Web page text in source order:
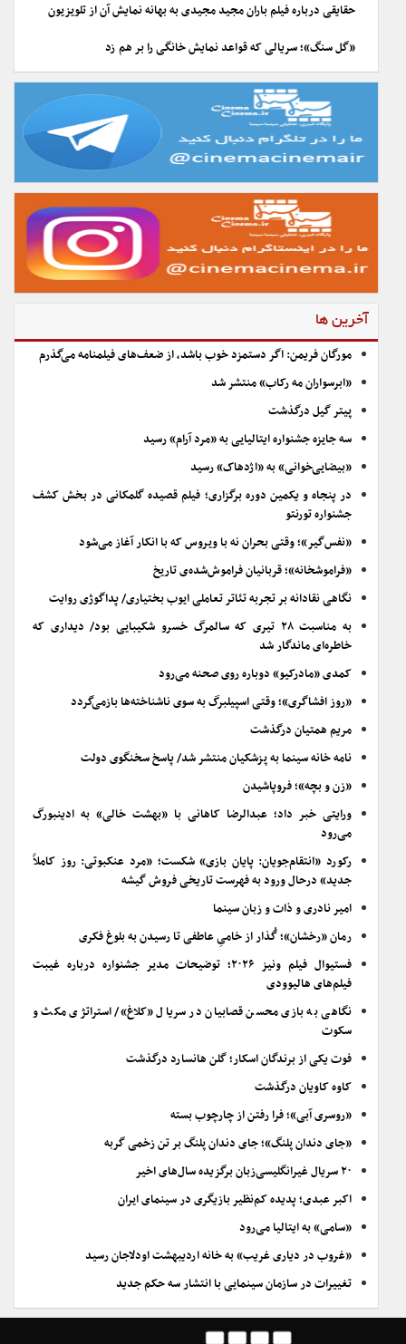
حقایقی درباره فیلم باران مجید مجیدی به بهانه نمایش آن از تلویزیون
«گل سنگ»؛ سریالی که قواعد نمایش خانگی را بر هم زد
آخرین ها
مورگان فریمن: اگر دستمزد خوب باشد، از ضعف‌های فیلمنامه می‌گذرم
«ابرسواران مه رکاب» منتشر شد
پیتر گیل درگذشت
سه جایزه جشنواره ایتالیایی به «مرد آرام» رسید
«بیضایی‌خوانی» به «اژدهاک» رسید
در پنجاه و یکمین دوره برگزاری؛ فیلم قصیده گلمکانی در بخش کشف
جشنواره تورنتو
«نفس‌گیر»؛ وقتی بحران نه با ویروس که با انکار آغاز می‌شود
«فراموشخانه»؛ قربانیان فراموش‌شده‌ی تاریخ
نگاهی نقادانه بر تجربه تئاتر تعاملی ایوب بختیاری/ پداگوژی روایت
به مناسبت ۲۸ تیری که سالمرگ خسرو شکیبایی بود/ دیداری که
خاطره‌ای ماندگار شد
کمدی «مادرکیو» دوباره روی صحنه می‌رود
«روز افشاگری»؛ وقتی اسپیلبرگ به سوی ناشناخته‌ها بازمی‌گردد
مریم همتیان درگذشت
نامه خانه سینما به پزشکیان منتشر شد/ پاسخ سخنگوی دولت
«زن و بچه»؛ فروپاشیدن
ورایتی خبر داد؛ عبدالرضا کاهانی با «بهشت خالی» به ادینبورگ
می‌رود
رکورد «انتقام‌جویان: پایان بازی» شکست؛ «مرد عنکبوتی: روز کاملاً
جدید» درحال ورود به فهرست تاریخی فروش گیشه
امیر نادری و ذات و زبان سینما
رمان «رخشان»؛ گُذار از خامیِ عاطفی تا رسیدن به بلوغ فکری
فستیوال فیلم ونیز ۲۰۲۶؛ توضیحات مدیر جشنواره درباره غیبت
فیلم‌های هالیوودی
نگاهی به بازی محسن قصابیان در سریال «کلاغ»/ استراتژی مکث و
سکوت
فوت یکی از برندگان اسکار؛ گلن هانسارد درگذشت
کاوه کاویان درگذشت
«روسری آبی»؛ فرا رفتن از چارچوب بسته
«جای دندان پلنگ»؛ جای دندان پلنگ بر تن زخمی گربه
۲۰ سریال غیرانگلیسی‌زبان برگزیده سال‌های اخیر
اکبر عبدی؛ پدیده کم‌نظیر بازیگری در سینمای ایران
«سامی» به ایتالیا می‌رود
«غروب در دیاری غریب» به خانه اردیبهشت اودلاجان رسید
تغییرات در سازمان سینمایی با انتشار سه حکم جدید